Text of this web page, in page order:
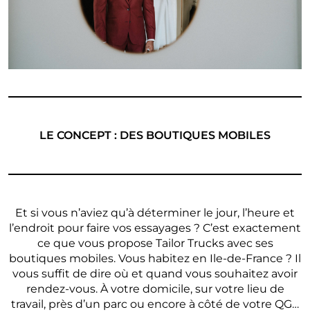
LE CONCEPT : DES BOUTIQUES MOBILES
Et si vous n’aviez qu’à déterminer le jour, l’heure et
l’endroit pour faire vos essayages ? C’est exactement
ce que vous propose Tailor Trucks avec ses
boutiques mobiles. Vous habitez en Ile-de-France ? Il
vous suffit de dire où et quand vous souhaitez avoir
rendez-vous. À votre domicile, sur votre lieu de
travail, près d’un parc ou encore à côté de votre QG…